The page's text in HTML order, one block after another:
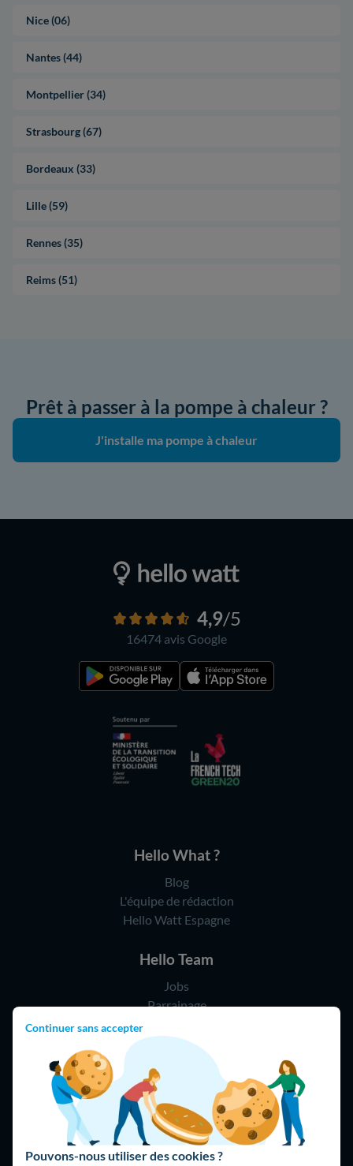
Continuer sans accepter
Pouvons-nous utiliser des cookies ?
Nice (06)
Nantes (44)
Montpellier (34)
Strasbourg (67)
Bordeaux (33)
Lille (59)
Rennes (35)
Reims (51)
Prêt à passer à la pompe à chaleur ?
J'installe ma pompe à chaleur
4,9/5
16474 avis Google
Hello What ?
Blog
L'équipe de rédaction
Hello Watt Espagne
Hello Team
Jobs
Parrainage
Rejoindre notre réseau d'artisans
09 75 18 60 60
(8h-21h)
75018 Paris